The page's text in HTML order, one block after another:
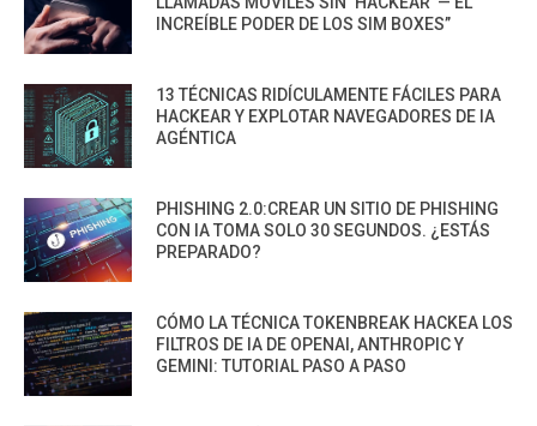
INCREÍBLE PODER DE LOS SIM BOXES”
13 TÉCNICAS RIDÍCULAMENTE FÁCILES PARA
HACKEAR Y EXPLOTAR NAVEGADORES DE IA
AGÉNTICA
PHISHING 2.0:CREAR UN SITIO DE PHISHING
CON IA TOMA SOLO 30 SEGUNDOS. ¿ESTÁS
PREPARADO?
CÓMO LA TÉCNICA TOKENBREAK HACKEA LOS
FILTROS DE IA DE OPENAI, ANTHROPIC Y
GEMINI: TUTORIAL PASO A PASO